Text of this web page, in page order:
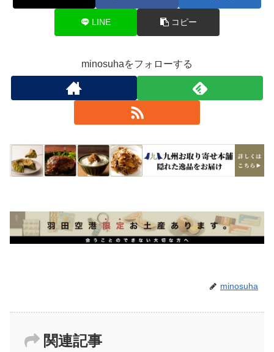
LINE コピー
minosuhaをフォローする
minosuha
関連記事